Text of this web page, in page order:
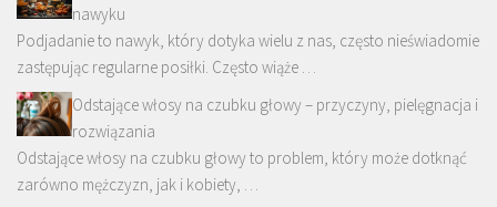
nawyku
Podjadanie to nawyk, który dotyka wielu z nas, często nieświadomie
zastępując regularne posiłki. Często wiąże …
Odstające włosy na czubku głowy – przyczyny, pielęgnacja i
rozwiązania
Odstające włosy na czubku głowy to problem, który może dotknąć
zarówno mężczyzn, jak i kobiety, …